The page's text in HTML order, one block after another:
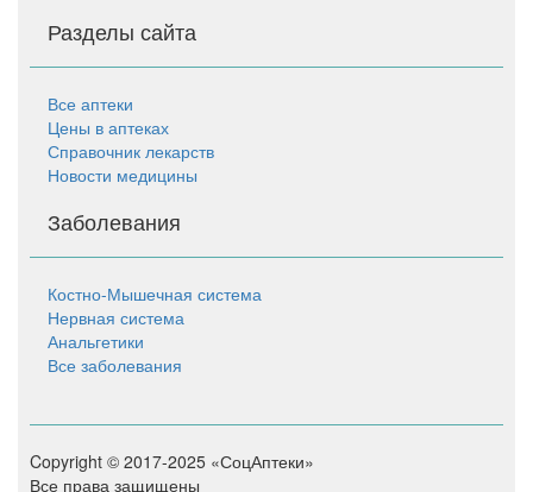
Разделы сайта
Все аптеки
Цены в аптеках
Справочник лекарств
Новости медицины
Заболевания
Костно-Мышечная система
Нервная система
Анальгетики
Все заболевания
Copyright © 2017-2025 «СоцАптеки»
Все права защищены